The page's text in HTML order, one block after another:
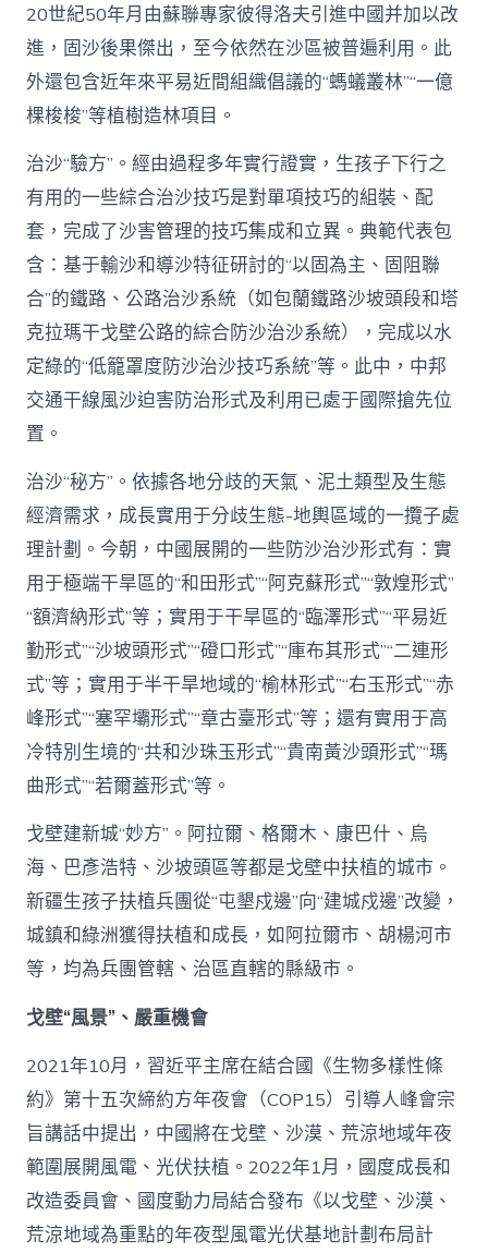
20世紀50年月由蘇聯專家彼得洛夫引進中國并加以改
進，固沙後果傑出，至今依然在沙區被普遍利用。此
外還包含近年來平易近間組織倡議的“螞蟻叢林”“一億
棵梭梭”等植樹造林項目。
治沙“驗方”。經由過程多年實行證實，生孩子下行之
有用的一些綜合治沙技巧是對單項技巧的組裝、配
套，完成了沙害管理的技巧集成和立異。典範代表包
含：基于輸沙和導沙特征研討的“以固為主、固阻聯
合”的鐵路、公路治沙系統（如包蘭鐵路沙坡頭段和塔
克拉瑪干戈壁公路的綜合防沙治沙系統），完成以水
定綠的“低籠罩度防沙治沙技巧系統”等。此中，中邦
交通干線風沙迫害防治形式及利用已處于國際搶先位
置。
治沙“秘方”。依據各地分歧的天氣、泥土類型及生態
經濟需求，成長實用于分歧生態-地輿區域的一攬子處
理計劃。今朝，中國展開的一些防沙治沙形式有：實
用于極端干旱區的“和田形式”“阿克蘇形式”“敦煌形式”
“額濟納形式”等；實用于干旱區的“臨澤形式”“平易近
勤形式”“沙坡頭形式”“磴口形式”“庫布其形式”“二連形
式”等；實用于半干旱地域的“榆林形式”“右玉形式”“赤
峰形式”“塞罕壩形式”“章古臺形式”等；還有實用于高
冷特別生境的“共和沙珠玉形式”“貴南黃沙頭形式”“瑪
曲形式”“若爾蓋形式”等。
戈壁建新城“妙方”。阿拉爾、格爾木、康巴什、烏
海、巴彥浩特、沙坡頭區等都是戈壁中扶植的城市。
新疆生孩子扶植兵團從“屯墾戍邊”向“建城戍邊”改變，
城鎮和綠洲獲得扶植和成長，如阿拉爾市、胡楊河市
等，均為兵團管轄、治區直轄的縣級市。
戈壁“風景”、嚴重機會
2021年10月，習近平主席在結合國《生物多樣性條
約》第十五次締約方年夜會（COP15）引導人峰會宗
旨講話中提出，中國將在戈壁、沙漠、荒涼地域年夜
範圍展開風電、光伏扶植。2022年1月，國度成長和
改造委員會、國度動力局結合發布《以戈壁、沙漠、
荒涼地域為重點的年夜型風電光伏基地計劃布局計